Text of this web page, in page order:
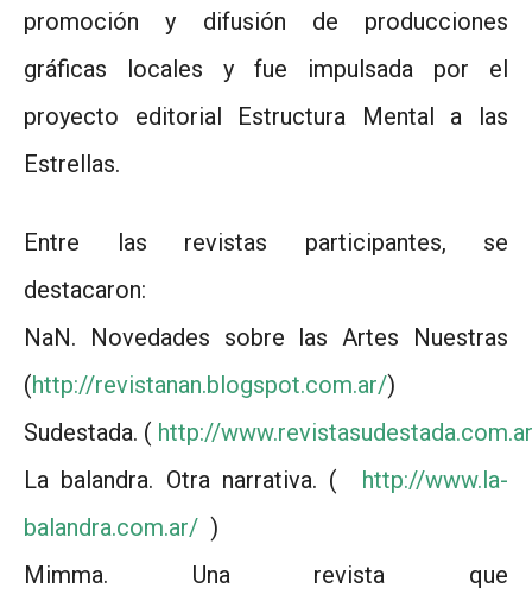
promoción y difusión de producciones
gráficas locales y fue impulsada por el
proyecto editorial Estructura Mental a las
Estrellas.
Entre las revistas participantes, se
destacaron:
NaN. Novedades sobre las Artes Nuestras
(http://revistanan.blogspot.com.ar/)
Sudestada. ( http://
La balandra. Otra narrativa. ( http://www.la-
balandra.com.ar/ )
Mimma. Una revista que